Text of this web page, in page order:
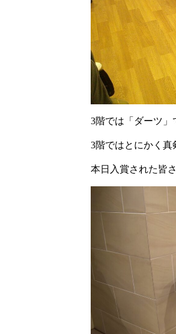
3階では「ダーツ」
3階ではとにかく真
本日入賞された皆